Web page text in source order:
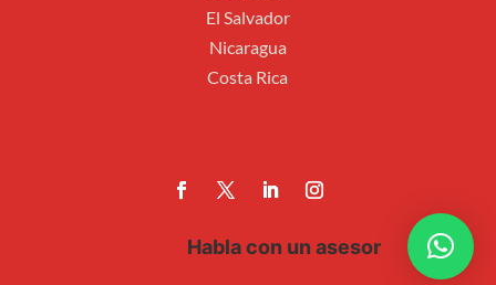
El Salvador
Nicaragua
Costa Rica
Habla con un asesor